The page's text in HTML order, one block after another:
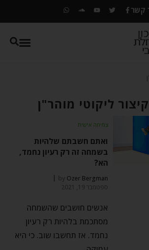
קשר
ליקוטי מוהר"ן
צמיחה אישית
ואתם חשבתם שלהיות
בשמחה זה רק רעיון נחמד,
הא?
by Ozer Bergman
ספטמבר 19, 2021
אנשים חושבים שהשמחה
מסתכמת בלהיות רק רעיון
נחמד. אז תחשבו שוב. כי היא